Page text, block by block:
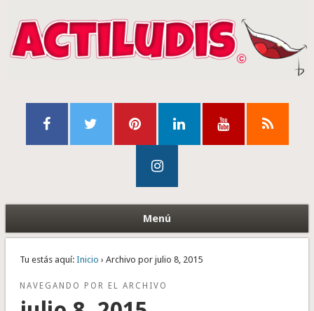
Menú
Tu estás aquí: Inicio › Archivo por julio 8, 2015
NAVEGANDO POR EL ARCHIVO